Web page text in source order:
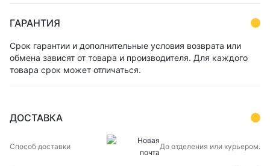
ГАРАНТИЯ
Срок гарантии и дополнительные условия возврата или
обмена зависят от товара и производителя. Для каждого
товара срок может отличаться.
ДОСТАВКА
ДОСТАВКИДОСТАВКИ
ЦЕНА До отделения или курьером.